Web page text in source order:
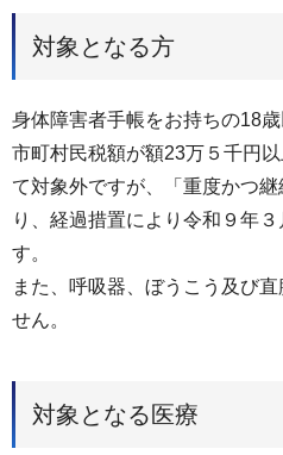
対象となる方
身体障害者手帳をお持ちの18
市町村民税額が額23万５千円
て対象外ですが、「重度かつ
り、経過措置により令和９年
す。
また、呼吸器、ぼうこう及び
せん。
対象となる医療